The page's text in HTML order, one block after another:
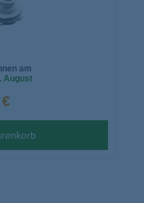
am
August